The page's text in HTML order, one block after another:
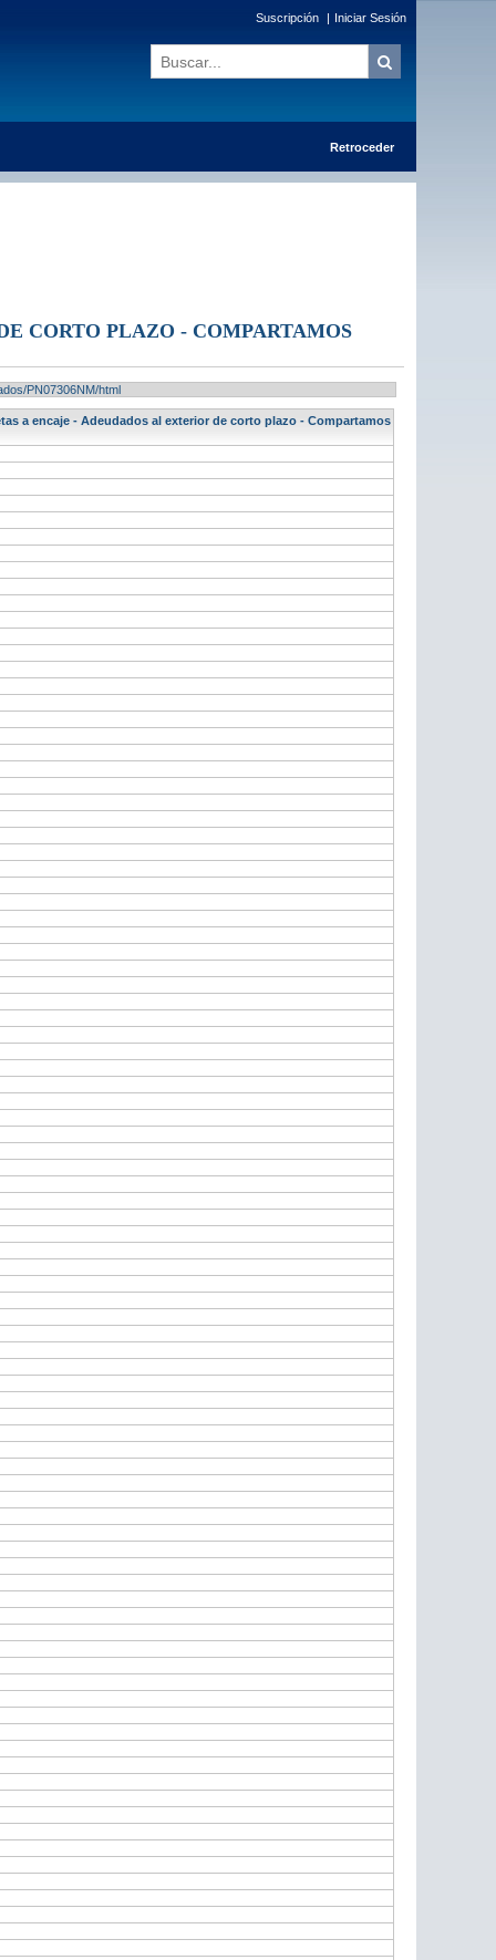
Suscripción | Iniciar Sesión
Retroceder
CORTO PLAZO - COMPARTAMOS
PN07306NM/html
a encaje - Adeudados al exterior de corto plazo - Compartamos